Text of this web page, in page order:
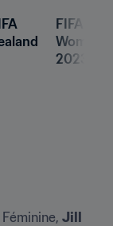
FIFA
2023
Jill